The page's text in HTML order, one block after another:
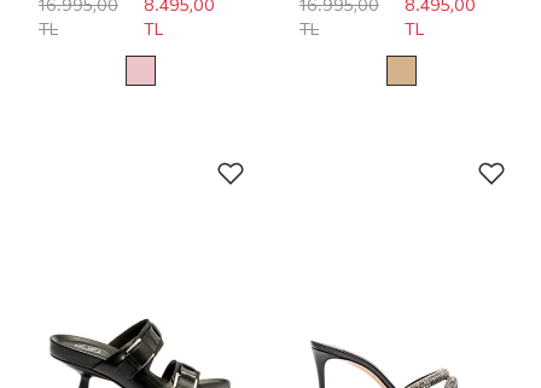
16.995,00
TL
8.495,00
TL
16.995,00
TL
8.495,00
TL